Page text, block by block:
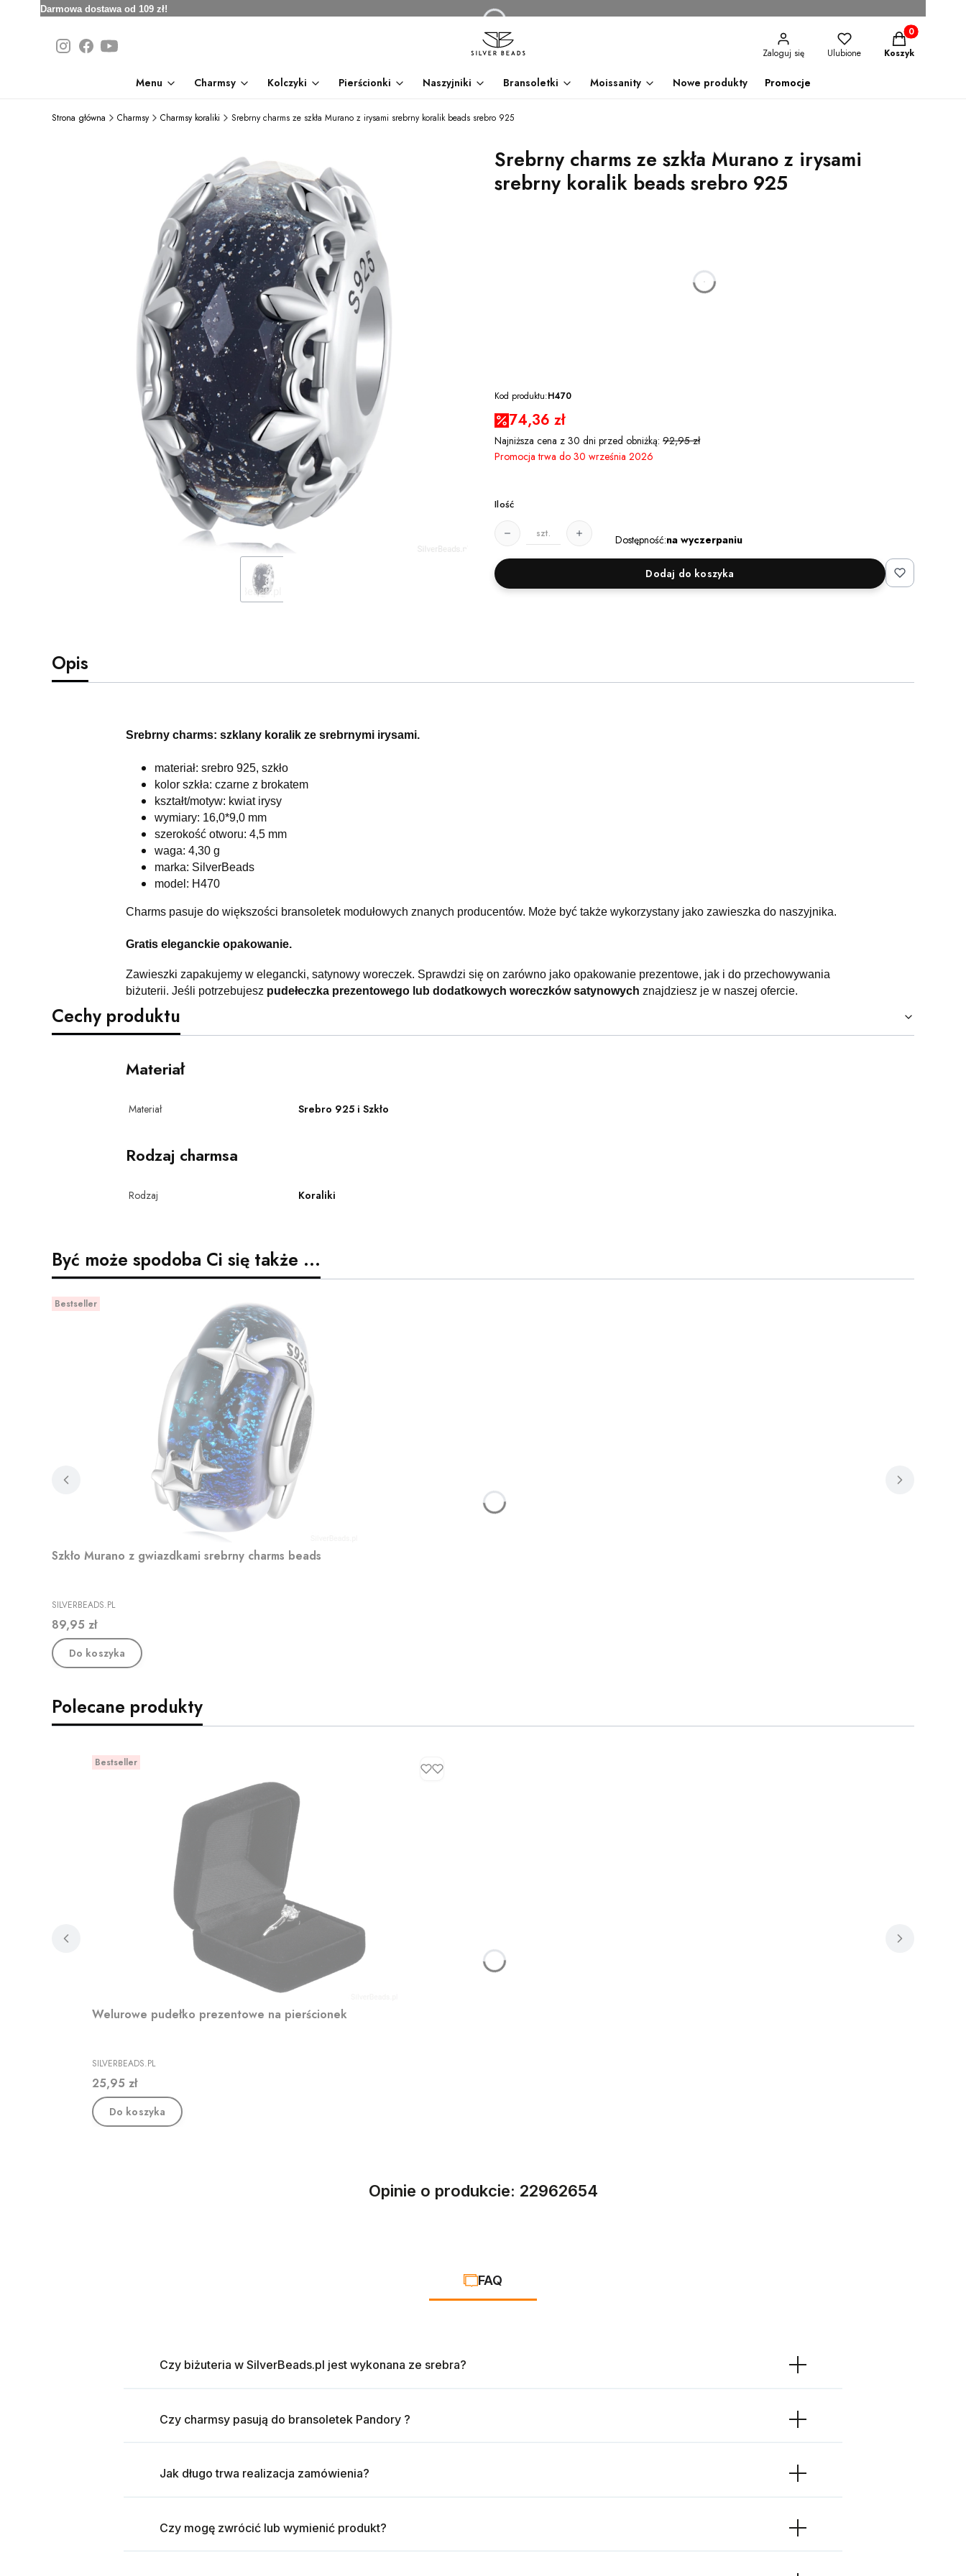
Darmowa dostawa od 109 zł!
Zaloguj się Ulubione
Produkty w
Koszyk
Menu Charmsy Kolczyki Pierścionki Naszyjniki Bransoletki Moissanity Nowe produkty Promocje
Strona główna Charmsy Charmsy koraliki Srebrny charms ze szkła Murano z irysami srebrny koralik beads srebro 925
Srebrny charms ze szkła Murano z irysami
srebrny koralik beads srebro 925
godzin
Kod produktu:H470
74,36 zł
Najniższa cena z 30 dni przed obniżką: 92,95 zł
Promocja trwa do 30 września 2026
Ilość
szt. Dostępność:na wyczerpaniu
Dodaj do koszyka
Opis
Srebrny charms: szklany koralik ze srebrnymi irysami.
materiał: srebro 925, szkło
kolor szkła: czarne z brokatem
kształt/motyw: kwiat irysy
wymiary: 16,0*9,0 mm
szerokość otworu: 4,5 mm
waga: 4,30 g
marka: SilverBeads
model: H470
Charms pasuje do większości bransoletek modułowych znanych producentów. Może być także wykorzystany jako zawieszka do naszyjnika.
Gratis eleganckie opakowanie.
Zawieszki zapakujemy w elegancki, satynowy woreczek. Sprawdzi się on zarówno jako opakowanie prezentowe, jak i do przechowywania
biżuterii. Jeśli potrzebujesz pudełeczka prezentowego lub dodatkowych woreczków satynowych znajdziesz je w naszej ofercie.
Cechy produktu
Materiał
Materiał Srebro 925 i Szkło
Rodzaj charmsa
Rodzaj Koraliki
Być może spodoba Ci się także ...
Bestseller
Szkło Murano z gwiazdkami srebrny charms beads
PRODUCENT
SILVERBEADS.PL
Cena
89,95 zł
Do koszyka
Polecane produkty
Bestseller
Welurowe pudełko prezentowe na pierścionek
PRODUCENT
SILVERBEADS.PL
Cena
25,95 zł
Do koszyka
Opinie o produkcie: 22962654
FAQ
Czy biżuteria w SilverBeads.pl jest wykonana ze srebra?
Czy charmsy pasują do bransoletek Pandory ?
Jak długo trwa realizacja zamówienia?
Czy mogę zwrócić lub wymienić produkt?